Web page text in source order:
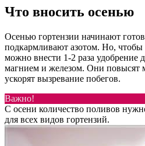
Что вносить осенью
Осенью гортензии начинают
подкармливают азотом. Но, чтобы
можно внести 1-2 раза удобрение
магнием и железом. Они повысят
ускорят вызревание побегов.
Важно!
С осени количество поливов
для всех видов гортензий.